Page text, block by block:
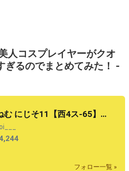
人コスプレイヤーがクオ
ぎるのでまとめてみた！ -
🍑葵已ねむ にじそ11【西4ス-65】売り子
フォロー一覧 »